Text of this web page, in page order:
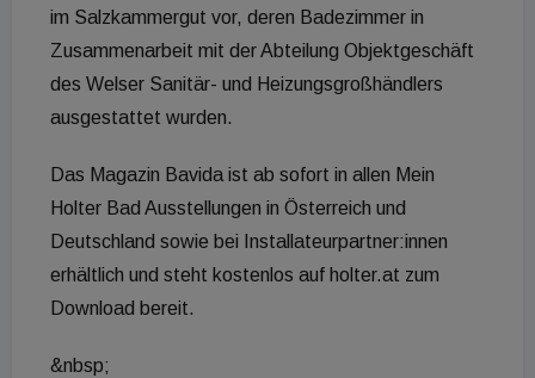
im Salzkammergut vor, deren Badezimmer in
Zusammenarbeit mit der Abteilung Objektgeschäft
des Welser Sanitär- und Heizungsgroßhändlers
ausgestattet wurden.
Das Magazin Bavida ist ab sofort in allen Mein
Holter Bad Ausstellungen in Österreich und
Deutschland sowie bei Installateurpartner:innen
erhältlich und steht kostenlos auf holter.at zum
Download bereit.
&nbsp;